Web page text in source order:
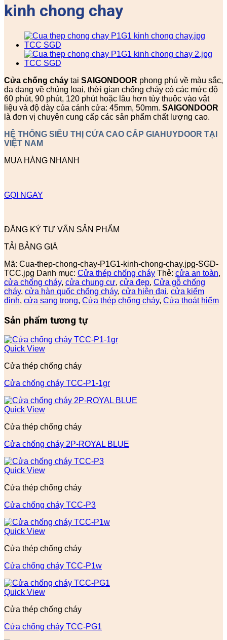
kinh chong chay
Cửa chống cháy tại SAIGONDOOR phong phú về màu sắc,
đa dạng về chủng loại, thời gian chống cháy có các mức độ
60 phút, 90 phút, 120 phút hoặc lâu hơn tùy thuộc vào vật
liệu và độ dày của cánh cửa: 45mm, 50mm. SAIGONDOOR
là đơn vị chuyên cung cấp các sản phẩm chất lượng cao.
HỆ THỐNG SIÊU THỊ CỬA CAO CẤP GIAHUYDOOR TẠI
VIỆT NAM
MUA HÀNG NHANH
GỌI NGAY
ĐĂNG KÝ TƯ VẤN SẢN PHẨM
TẢI BẢNG GIÁ
Mã: Cua-thep-chong-chay-P1G1-kinh-chong-chay.jpg-SGD-
TCC.jpg Danh mục: Cửa thép chống cháy Thẻ: cửa an toàn,
cửa chống cháy, cửa chung cư, cửa đẹp, Cửa gỗ chống
cháy, cửa hàn quốc chống cháy, cửa hiện đại, cửa kiểm
định, cửa sang trọng, Cửa thép chống cháy, Cửa thoát hiểm
Sản phẩm tương tự
Quick View
Cửa thép chống cháy
Cửa chống cháy TCC-P1-1gr
Quick View
Cửa thép chống cháy
Cửa chống cháy 2P-ROYAL BLUE
Quick View
Cửa thép chống cháy
Cửa chống cháy TCC-P3
Quick View
Cửa thép chống cháy
Cửa chống cháy TCC-P1w
Quick View
Cửa thép chống cháy
Cửa chống cháy TCC-PG1